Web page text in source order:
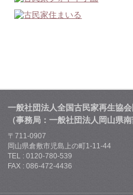
一般社団法人全国古民家再生協
（事務局：一般社団法人岡山県
〒711-0907
岡山県倉敷市児島上の町1-11-44
TEL : 0120-780-539
FAX : 086-472-4436